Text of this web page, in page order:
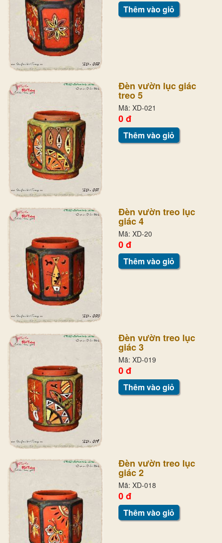
Thêm vào giỏ
Đèn vườn lục giác
treo 5
Mã: XD-021
0 đ
Thêm vào giỏ
Đèn vườn treo lục
giác 4
Mã: XD-20
0 đ
Thêm vào giỏ
Đèn vườn treo lục
giác 3
Mã: XD-019
0 đ
Thêm vào giỏ
Đèn vườn treo lục
giác 2
Mã: XD-018
0 đ
Thêm vào giỏ